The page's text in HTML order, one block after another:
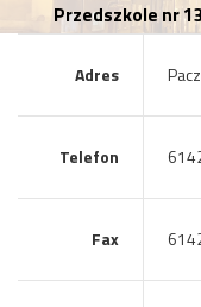
Przedszkole nr
Adres
Telefon
Fax